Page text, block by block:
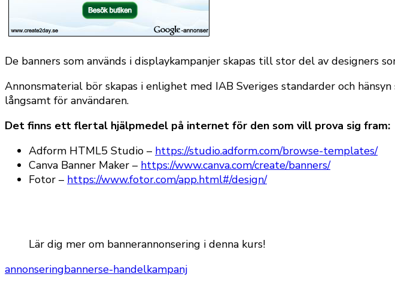
De banners som används i displaykampanjer skapas till stor del av designers
Annonsmaterial bör skapas i enlighet med IAB Sveriges standarder och
långsamt för användaren.
Det finns ett flertal hjälpmedel på internet för den som vill prova sig fram:
Adform HTML5 Studio – https://studio.adform.com/browse-templates/
Canva Banner Maker – https://www.canva.com/create/banners/
Fotor – https://www.fotor.com/app.html#/design/
Lär dig mer om bannerannonsering i denna kurs!
annonseringbannerse-handelkampanj